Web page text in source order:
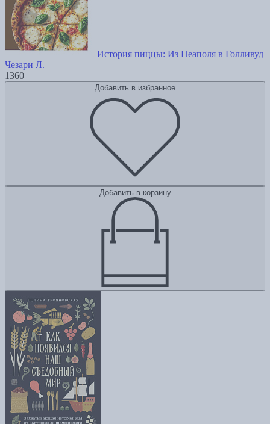
История пиццы: Из Неаполя в Голливуд
Чезари Л.
1360
Добавить в избранное
Добавить в корзину